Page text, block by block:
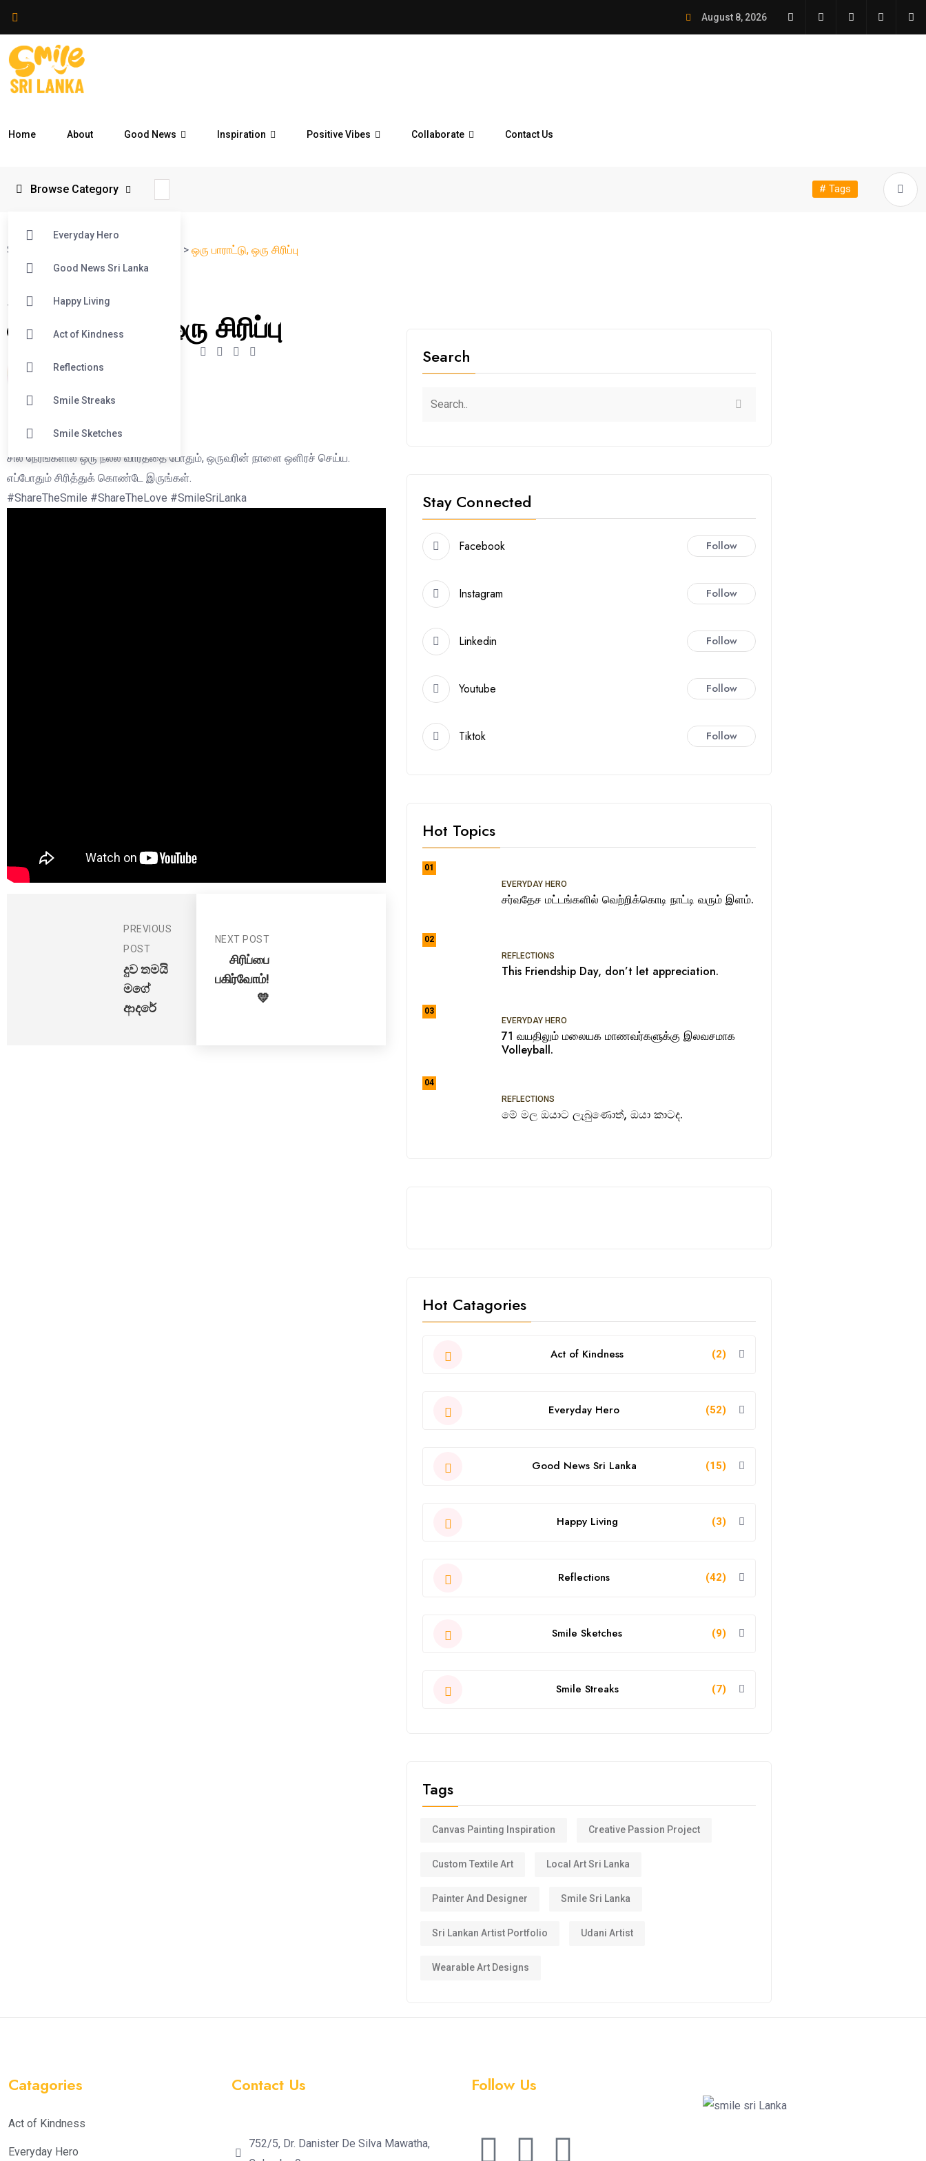
August 8, 2026
Home About Good News Inspiration Positive Vibes Collaborate Contact Us
Browse Category
Everyday Hero
Good News Sri Lanka
Happy Living
Act of Kindness
Reflections
Smile Streaks
Smile Sketches
# Tags
Smile Sri Lanka > ஒரு பாராட்டு, ஒரு சிரிப்பு
# Reflections
ஒரு பாராட்டு, ஒரு சிரிப்பு
krishan
சில நேரங்களில் ஒரு நல்ல வார்த்தை போதும், ஒருவரின் நாளை ஒளிரச் செய்ய.
எப்போதும் சிரித்துக் கொண்டே இருங்கள்.
#ShareTheSmile #ShareTheLove #SmileSriLanka
PREVIOUS
POST
දුව තමයි
මගේ
ආදරේ
NEXT POST
சிரிப்பை
பகிர்வோம்!
💛
Search
Stay Connected
Facebook Follow
Instagram Follow
Linkedin Follow
Youtube Follow
Tiktok Follow
Hot Topics
01
EVERYDAY HERO
சர்வதேச மட்டங்களில் வெற்றிக்கொடி நாட்டி வரும் இளம்.
02
REFLECTIONS
This Friendship Day, don’t let appreciation.
03
EVERYDAY HERO
71 வயதிலும் மலையக மாணவர்களுக்கு இலவசமாக
Volleyball.
04
REFLECTIONS
මේ මල ඔයාට ලැබුණොත්, ඔයා කාටද.
Hot Catagories
Act of Kindness (2)
Everyday Hero (52)
Good News Sri Lanka (15)
Happy Living (3)
Reflections (42)
Smile Sketches (9)
Smile Streaks (7)
Tags
Canvas Painting Inspiration Creative Passion Project
Custom Textile Art Local Art Sri Lanka
Painter And Designer Smile Sri Lanka
Sri Lankan Artist Portfolio Udani Artist
Wearable Art Designs
Catagories
Act of Kindness
Everyday Hero
Contact Us
752/5, Dr. Danister De Silva Mawatha,
Follow Us